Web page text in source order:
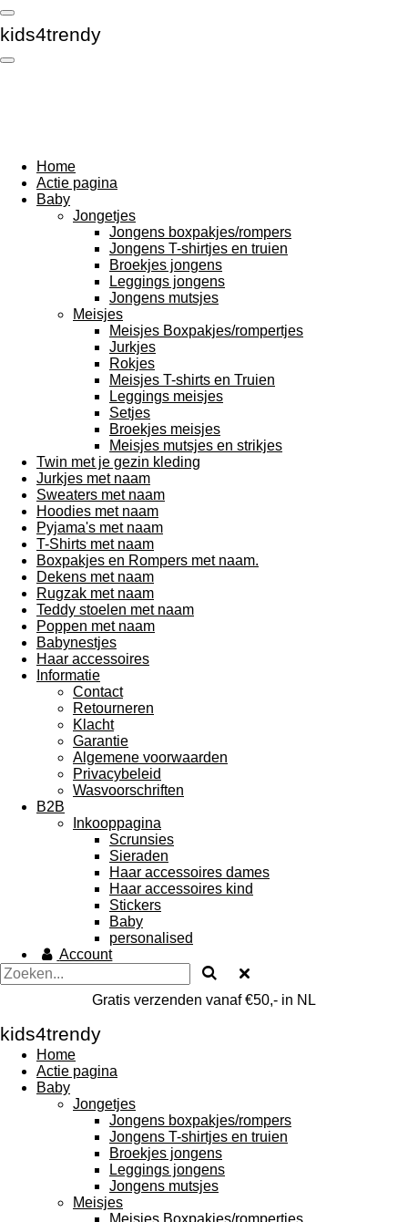
Ga
direct
de
kids4trendy
Home
Actie pagina
Baby
Jongetjes
Jongens boxpakjes/rompers
Jongens T-shirtjes en truien
Broekjes jongens
Leggings jongens
Jongens mutsjes
Meisjes
Meisjes Boxpakjes/rompertjes
Jurkjes
Rokjes
Meisjes T-shirts en Truien
Leggings meisjes
Setjes
Broekjes meisjes
Meisjes mutsjes en strikjes
Twin met je gezin kleding
Jurkjes met naam
Sweaters met naam
Hoodies met naam
Pyjama's met naam
T-Shirts met naam
Boxpakjes en Rompers met naam.
Dekens met naam
Rugzak met naam
Teddy stoelen met naam
Poppen met naam
Babynestjes
Haar accessoires
Informatie
Contact
Retourneren
Klacht
Garantie
Algemene voorwaarden
Privacybeleid
Wasvoorschriften
B2B
Inkooppagina
Scrunsies
Sieraden
Haar accessoires dames
Haar accessoires kind
Stickers
Baby
personalised
Account
Gratis verzenden vanaf €50,- in NL
kids4trendy
Home
Actie pagina
Baby
Jongetjes
Jongens boxpakjes/rompers
Jongens T-shirtjes en truien
Broekjes jongens
Leggings jongens
Jongens mutsjes
Meisjes
Meisjes Boxpakjes/rompertjes